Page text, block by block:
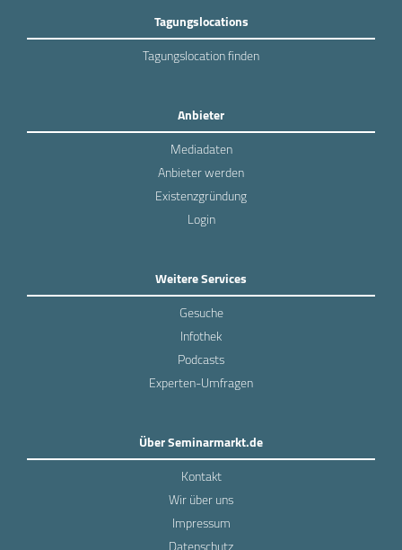
Tagungslocations
Tagungslocation finden
Anbieter
Mediadaten
Anbieter werden
Existenzgründung
Login
Weitere Services
Gesuche
Infothek
Podcasts
Experten-Umfragen
Über Seminarmarkt.de
Kontakt
Wir über uns
Impressum